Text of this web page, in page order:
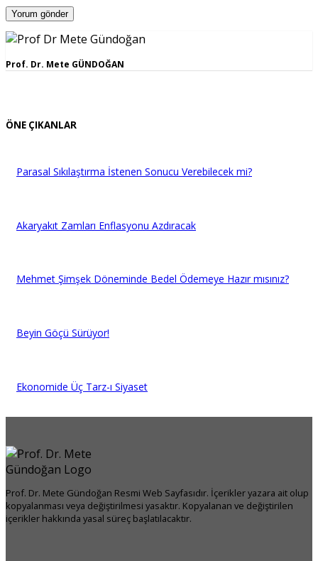
Prof. Dr. Mete GÜNDOĞAN
ÖNE ÇIKANLAR
Parasal Sıkılaştırma İstenen Sonucu Verebilecek mi?
Akaryakıt Zamları Enflasyonu Azdıracak
Mehmet Şimşek Döneminde Bedel Ödemeye Hazır mısınız?
Beyin Göçü Sürüyor!
Ekonomide Üç Tarz-ı Siyaset
Prof. Dr. Mete Gündoğan Resmi Web Sayfasıdır. İçerikler yazara ait olup
kopyalanması veya değiştirilmesi yasaktır. Kopyalanan ve değiştirilen
içerikler hakkında yasal süreç başlatılacaktır.